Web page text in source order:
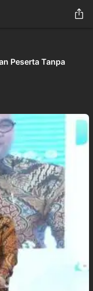
Peserta Tanpa